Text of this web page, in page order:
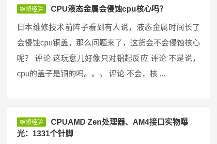
维修经验 CPU液态金属会侵蚀cpu核心吗？
日本维修技术前阵子看到有人说，液态金属时间长了
会侵蚀cpu铜盖，那么问题来了，这货会不会侵蚀核心
呢？ 评论 这玩意儿好像只对铝起反应 评论 不是说，
cpu的盖子是铜的吗。。。 评论 不会，核 ...
维修经验
CPUAMD Zen处理器、AM4接口实物曝
光：1331个针脚